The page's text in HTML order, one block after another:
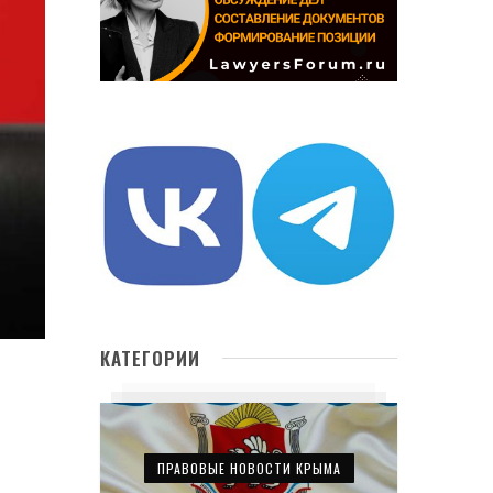
КАТЕГОРИИ
ПРАВОВЫЕ НОВОСТИ КРЫМА